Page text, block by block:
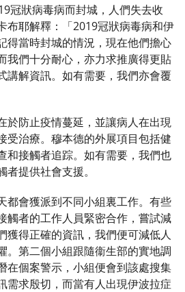
冠狀病毒病而封城，人們失去收
布耶解釋：「2019冠狀病毒病和伊
得當時封城的情況，現在他們擔心
我們十分耐心，亦力求推廣得更貼
講解資訊。如有需要，我們亦會覆
於防止疫情蔓延，並讓病人在出現
受治療。穆本德的外展項目包括健
和接觸者追踪。如有需要，我們也
提供社會支援。
都會獲派到不同小組裏工作。有些
觸者的工作人員緊密合作，嘗試減
獲得正確的資訊，我們便可減低人
。第二個小組跟隨衞生部的實地調
在個案警示，小組便會到該處搜集
需求殷切，而當有人出現伊波拉症